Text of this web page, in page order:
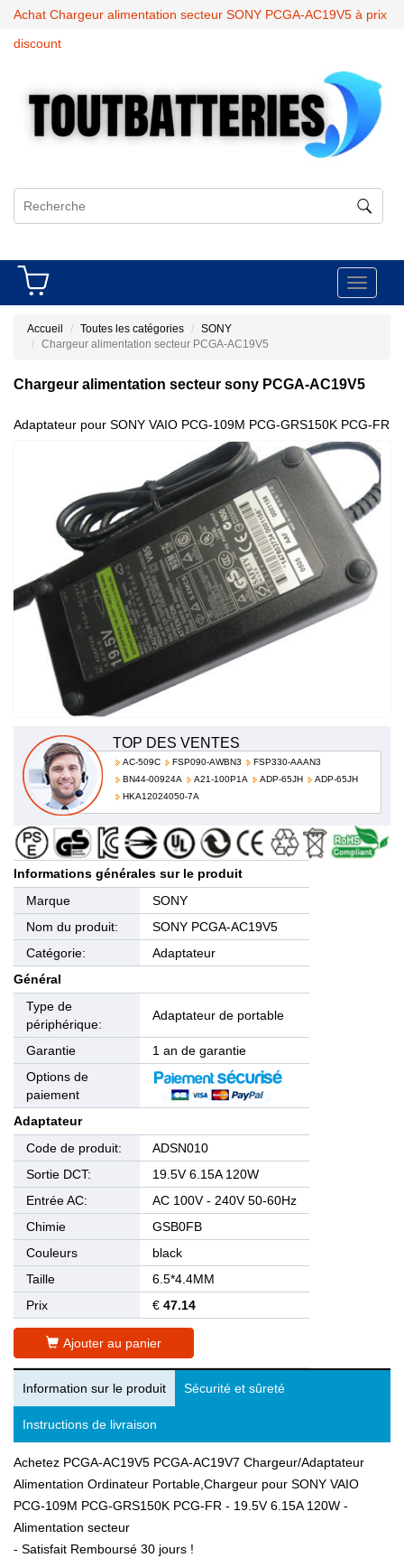
Achat Chargeur alimentation secteur SONY PCGA-AC19V5 à prix
discount
Toggle
Accueil Toutes les catégories
SONY
Chargeur alimentation secteur PCGA-AC19V5
Chargeur alimentation secteur sony PCGA-AC19V5
Adaptateur pour SONY VAIO PCG-109M PCG-GRS150K PCG-FR
AC 100V - 240V 50-60Hz PCGA-AC19V5 PCGA-AC19V7
TOP DES VENTES
AC-509C FSP090-AWBN3
FSP330-AAAN3
BN44-00924A
A21-100P1A ADP-65JH
ADP-65JH
HKA12024050-7A
Informations générales sur le produit
Marque
SONY
Nom du produit:
SONY PCGA-AC19V5
Catégorie:
Adaptateur
Général
Type de
périphérique:
Adaptateur de portable
Garantie
1 an de garantie
Options de
paiement
Adaptateur
Code de produit:
ADSN010
Sortie DCT:
19.5V 6.15A 120W
Entrée AC:
AC 100V - 240V 50-60Hz
Chimie
GSB0FB
Couleurs
black
Taille
6.5*4.4MM
Prix
€ 47.14
Ajouter au panier
Information sur le produit Sécurité et sûreté
Instructions de livraison
Achetez PCGA-AC19V5 PCGA-AC19V7 Chargeur/Adaptateur
Alimentation Ordinateur Portable,Chargeur pour SONY VAIO
PCG-109M PCG-GRS150K PCG-FR - 19.5V 6.15A 120W -
Alimentation secteur
- Satisfait Remboursé 30 jours !